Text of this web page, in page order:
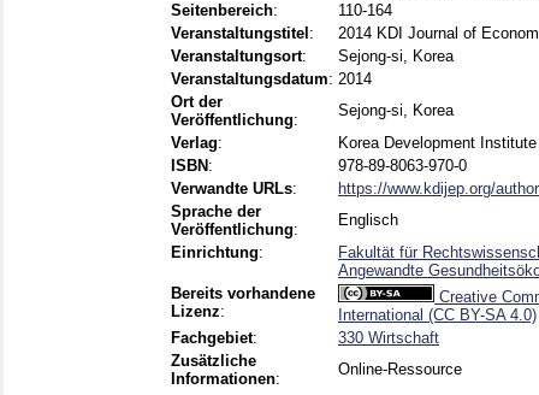
Seitenbereich:
110-164
Veranstaltungstitel :
2014 KDI Journal of
Veranstaltungsort:
Sejong-si, Korea
Veranstaltungsdatum: 2014
Ort der
Veröffentlichung:
Sejong-si, Korea
Verlag:
Korea Development Institute
ISBN :
978-89-8063-970-0
Verwandte URLs:
https://www.kdijep.org/
Sprache der
Veröffentlichung:
Englisch
Einrichtung:
Fakultät für
Angewandte
Bereits vorhandene
Lizenz:
Creative
International (CC BY-SA 4.0)
Fachgebiet:
330 Wirtschaft
Zusätzliche
Informationen:
Online-Ressource